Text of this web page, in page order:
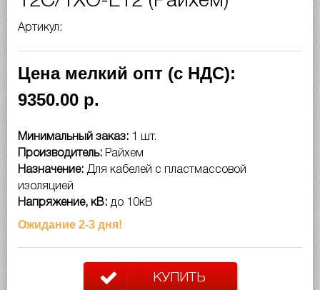
Артикул:
Цена мелкий опт (с НДС):
9350.00 р.
Минимальный заказ:
1 шт.
Производитель: Райхем
Назначение: Для кабелей с пластмассовой
изоляцией
Напряжение, кВ: до 10кВ
Ожидание 2-3 дня!
КУПИТЬ